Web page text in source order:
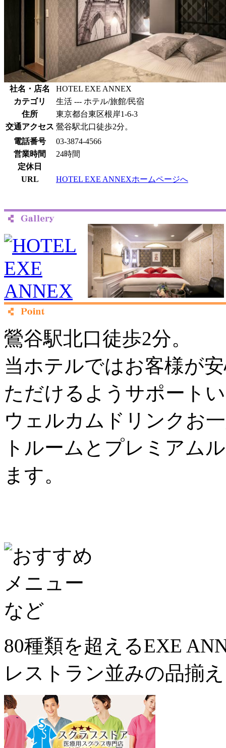
社名・店名
HOTEL EXE ANNEX
カテゴリ
生活 --- ホテル/旅館/民宿
住所
東京都台東区根岸1-6-3
交通アクセス 鶯谷駅北口徒歩2分。
電話番号
03-3874-4566
営業時間
24時間
定休日
URL
HOTEL EXE ANNEXホームページへ
鶯谷駅北口徒歩2分。
当ホテルではお客様が
ただけるようサポート
ウェルカムドリンクお
トルームとプレミアム
ます。
80種類を超えるEXE
レストラン並みの品揃